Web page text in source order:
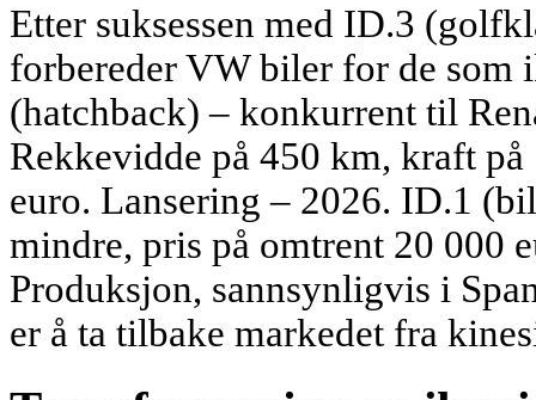
Etter suksessen med ID.3
forbereder VW biler for de som
(hatchback) – konkurrent til
Rekkevidde på 450 km, kraft
euro. Lansering – 2026. ID.1
mindre, pris på omtrent 20 000
Produksjon, sannsynligvis i
er å ta tilbake markedet fra